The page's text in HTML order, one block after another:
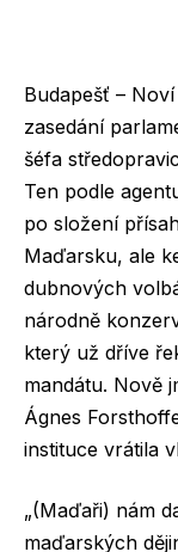
Budapešť –
zasedání
šéfa
Ten podle
po složení
Maďarsku, ale
dubnových
národně
který už dříve
mandátu. Nově
Ágnes
instituce vrátila
„(Maďaři) nám
maďarských